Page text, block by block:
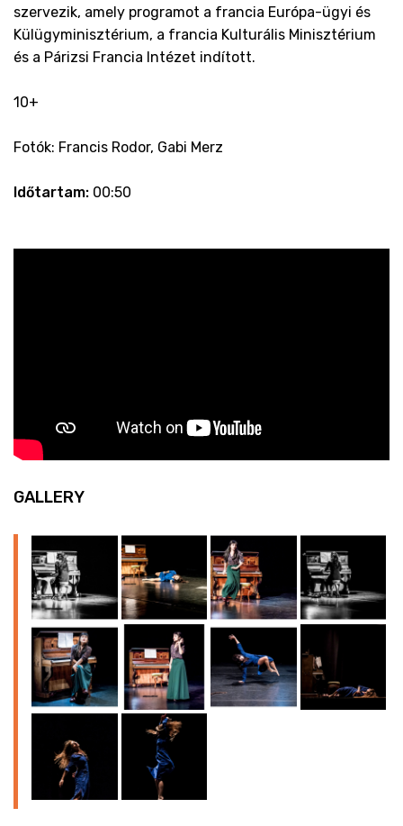
szervezik, amely programot a francia Európa-ügyi és
Külügyminisztérium, a francia Kulturális Minisztérium
és a Párizsi Francia Intézet indított.
10+
Fotók: Francis Rodor, Gabi Merz
Időtartam: 00:50
GALLERY